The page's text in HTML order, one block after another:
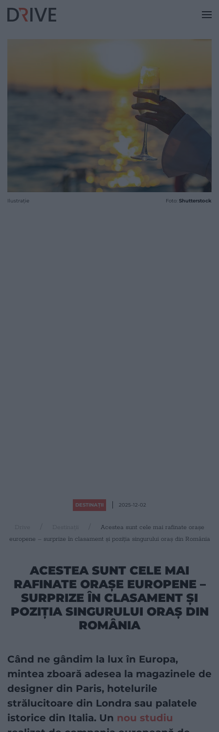
Ilustrație Foto: Shutterstock
DESTINAȚII 2025-12-02
Drive
Acestea sunt cele mai rafinate orașe
europene – surprize în clasament și poziția singurului oraș din România
ACESTEA SUNT CELE MAI
RAFINATE ORAȘE EUROPENE –
SURPRIZE ÎN CLASAMENT ȘI
POZIȚIA SINGURULUI ORAȘ DIN
ROMÂNIA
Când ne gândim la lux în Europa,
mintea zboară adesea la magazinele de
designer din Paris, hotelurile
strălucitoare din Londra sau palatele
istorice din Italia. Un nou studiu